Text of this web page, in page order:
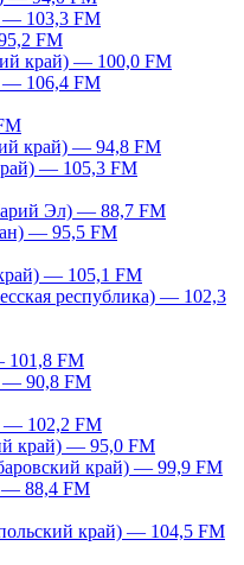
— 103,3 FM
FM
край) — 100,0 FM
— 106,4 FM
край) — 94,8 FM
— 105,3 FM
Эл) — 88,7 FM
— 95,5 FM
— 105,1 FM
республика) — 102,3
101,8 FM
— 90,8 FM
— 102,2 FM
край) — 95,0 FM
край) — 99,9 FM
— 88,4 FM
край) — 104,5 FM